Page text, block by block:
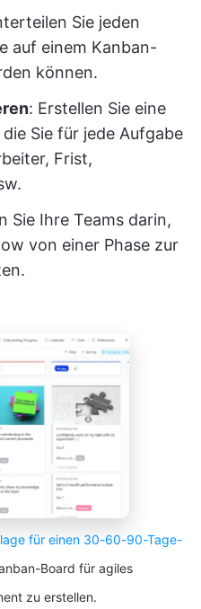
Sie jeden
auf einem Kanban-
können.
: Erstellen Sie eine
Sie für jede Aufgabe
Frist,
Sie Ihre Teams darin,
von einer Phase zur
für einen 30-60-90-Tage-
Board für agiles
zu erstellen.